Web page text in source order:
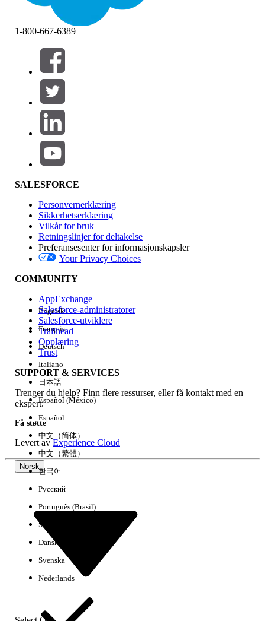
Filtre (0)
VELG FILTRE
Produktområde
Funksjonsinnvirkning
Utgave
Erfaring
Fjern alle Utført
Kontroller stavemåten i søkeordene.
1-800-667-6389
SALESFORCE
Personvernerklæring
Sikkerhetserklæring
Vilkår for bruk
Retningslinjer for deltakelse
Preferansesenter for informasjonskapsler
Your Privacy Choices
COMMUNITY
AppExchange
Salesforce-administratorer
Salesforce-utviklere
Trailhead
Opplæring
Trust
SUPPORT & SERVICES
Trenger du hjelp? Finn flere ressurser, eller få kontakt med en
ekspert.
Få støtte
Levert avExperience Cloud
Norsk
Engelsk
Français
Deutsch
Italiano
日本語
Español (México)
Español
中文（简体）
中文（繁體）
한국어
Русский
Português (Brasil)
Suomi
Dansk
Svenska
Nederlands